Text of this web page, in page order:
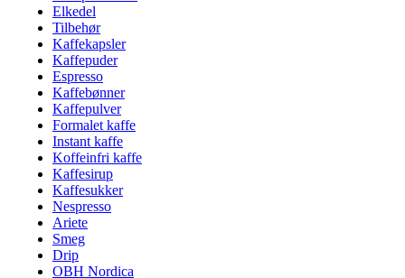
Elkedel
Tilbehør
Kaffekapsler
Kaffepuder
Espresso
Kaffebønner
Kaffepulver
Formalet kaffe
Instant kaffe
Koffeinfri kaffe
Kaffesirup
Kaffesukker
Nespresso
Ariete
Smeg
Drip
OBH Nordica